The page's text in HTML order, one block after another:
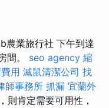
農業旅行社 下午到達
間。 seo agency 縮
用 滅鼠清潔公司 找
師事務所 抓漏 宜蘭外
則肯定需要可用性，